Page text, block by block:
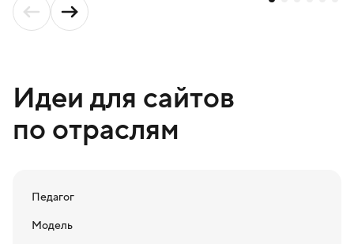
Идеи для сайтов
по отраслям
Педагог
Модель